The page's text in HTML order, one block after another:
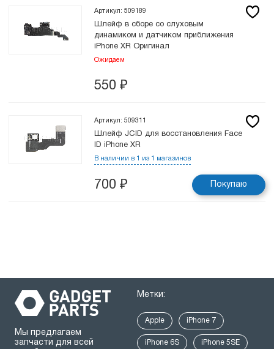
Артикул: 509189
Шлейф в сборе cо слуховым
динамиком и датчиком приближения
iPhone XR Оригинал
Ожидаем
550 ₽
Артикул: 509311
Шлейф JCID для восстановления Face
ID iPhone XR
В наличии в 1 из 1 магазинов
700 ₽ Покупаю
Мы предлагаем
запчасти для всей
Метки:
Apple iPhone 7
iPhone 6S iPhone 5SE